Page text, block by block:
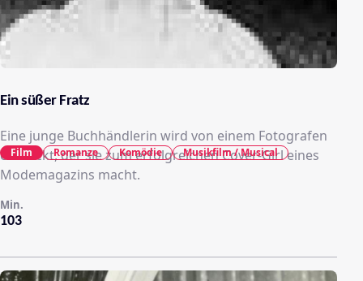
Ein süßer Fratz
Eine junge Buchhändlerin wird von einem Fotografen
entdeckt, der sie zum erfolgreichen Cover-Girl eines
Modemagazins macht.
103
Min.
Film Romanze Komödie Musikfilm / Musical